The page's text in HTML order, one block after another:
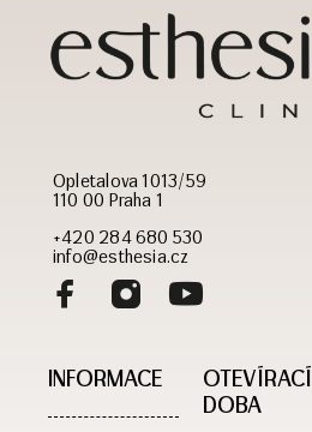
Opletalova 1013/59
110 00 Praha 1
+420 284 680 530
info@esthesia.cz
INFORMACE
OTEVÍRACÍ
DOBA​